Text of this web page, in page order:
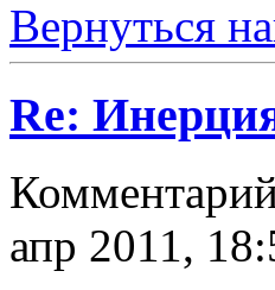
Вернуться
Re:
апр 2011,